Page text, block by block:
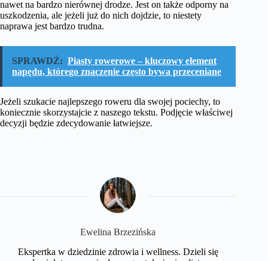
nawet na bardzo nierównej drodze. Jest on także odporny na
uszkodzenia, ale jeżeli już do nich dojdzie, to niestety
naprawa jest bardzo trudna.
SPRAWDŹ: Piasty rowerowe – kluczowy element
napędu, którego znaczenie często bywa przeceniane
Jeżeli szukacie najlepszego roweru dla swojej pociechy, to
koniecznie skorzystajcie z naszego tekstu. Podjęcie właściwej
decyzji będzie zdecydowanie łatwiejsze.
Ewelina Brzezińska
Ekspertka w dziedzinie zdrowia i wellness. Dzieli się